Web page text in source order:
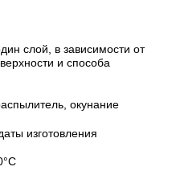
слой, в зависимости от
и способа
окунание
изготовления